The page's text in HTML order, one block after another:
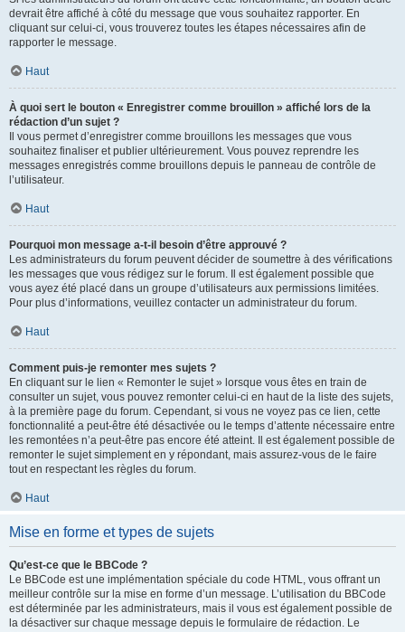
devrait être affiché à côté du message que vous souhaitez rapporter. En
cliquant sur celui-ci, vous trouverez toutes les étapes nécessaires afin de
rapporter le message.
Haut
À quoi sert le bouton « Enregistrer comme brouillon » affiché lors de la
rédaction d’un sujet ?
Il vous permet d’enregistrer comme brouillons les messages que vous
souhaitez finaliser et publier ultérieurement. Vous pouvez reprendre les
messages enregistrés comme brouillons depuis le panneau de contrôle de
l’utilisateur.
Haut
Pourquoi mon message a-t-il besoin d’être approuvé ?
Les administrateurs du forum peuvent décider de soumettre à des vérifications
les messages que vous rédigez sur le forum. Il est également possible que
vous ayez été placé dans un groupe d’utilisateurs aux permissions limitées.
Pour plus d’informations, veuillez contacter un administrateur du forum.
Haut
Comment puis-je remonter mes sujets ?
En cliquant sur le lien « Remonter le sujet » lorsque vous êtes en train de
consulter un sujet, vous pouvez remonter celui-ci en haut de la liste des sujets,
à la première page du forum. Cependant, si vous ne voyez pas ce lien, cette
fonctionnalité a peut-être été désactivée ou le temps d’attente nécessaire entre
les remontées n’a peut-être pas encore été atteint. Il est également possible de
remonter le sujet simplement en y répondant, mais assurez-vous de le faire
tout en respectant les règles du forum.
Haut
Mise en forme et types de sujets
Qu’est-ce que le BBCode ?
Le BBCode est une implémentation spéciale du code HTML, vous offrant un
meilleur contrôle sur la mise en forme d’un message. L’utilisation du BBCode
est déterminée par les administrateurs, mais il vous est également possible de
la désactiver sur chaque message depuis le formulaire de rédaction. Le